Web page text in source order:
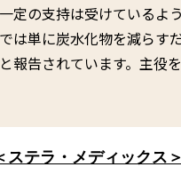
定の支持は受けているよ
は単に炭水化物を減らす
報告されています。主役
ステラ・メディックス＞